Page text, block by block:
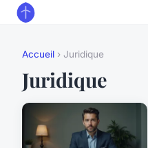
Accueil › Juridique
Juridique